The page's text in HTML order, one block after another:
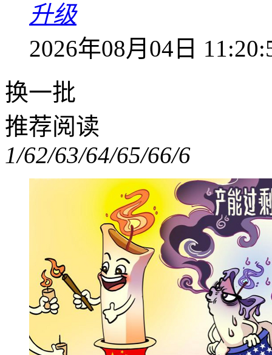
升级
2026年08月04日
换一批
推荐阅读
1/62/63/64/65/66/6